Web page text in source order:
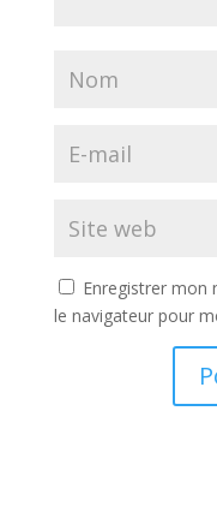
Enregistrer mon
le navigateur pour